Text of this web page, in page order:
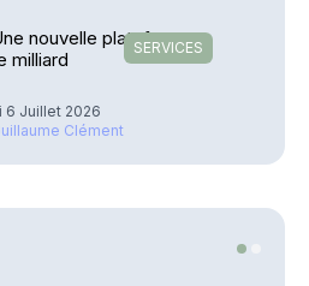
SERVICES
nouvelle plateforme
milliard
6 Juillet 2026
Clément